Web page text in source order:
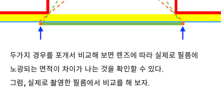
두가지 경우를 포개서 비교해 보면 렌즈에 따라 실제로 필름에
노광되는 면적이 차이가 나는 것을 확인할 수 있다.
그럼, 실제로 촬영한 필름에서 비교를 해 보자.